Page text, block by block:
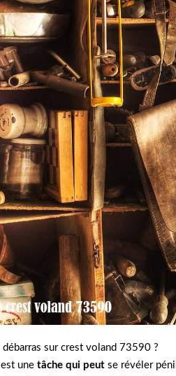
sur crest voland 73590 ?
une tâche qui peut se révéler